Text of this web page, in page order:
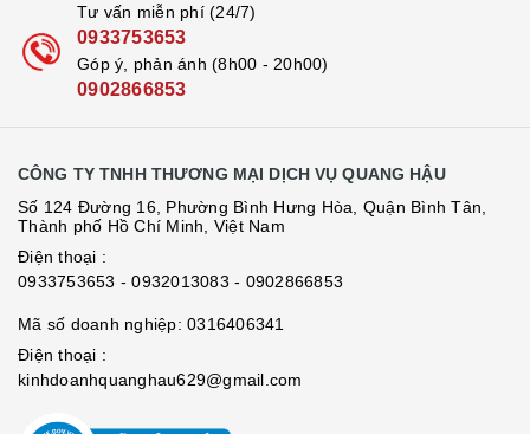
Tư vấn miễn phí (24/7)
0933753653
Góp ý, phản ánh (8h00 - 20h00)
0902866853
CÔNG TY TNHH THƯƠNG MẠI DỊCH VỤ QUANG HẬU
Số 124 Đường 16, Phường Bình Hưng Hòa, Quận Bình Tân,
Thành phố Hồ Chí Minh, Việt Nam
Điện thoại :
0933753653 - 0932013083 - 0902866853
Mã số doanh nghiệp: 0316406341
Điện thoại :
kinhdoanhquanghau629@gmail.com